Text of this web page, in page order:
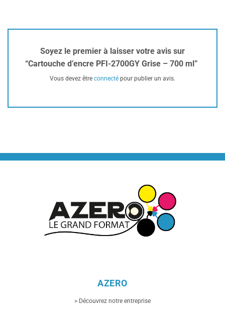
Soyez le premier à laisser votre avis sur
“Cartouche d’encre PFI-2700GY Grise – 700 ml”
Vous devez être connecté pour publier un avis.
AZERO
> Découvrez notre entreprise